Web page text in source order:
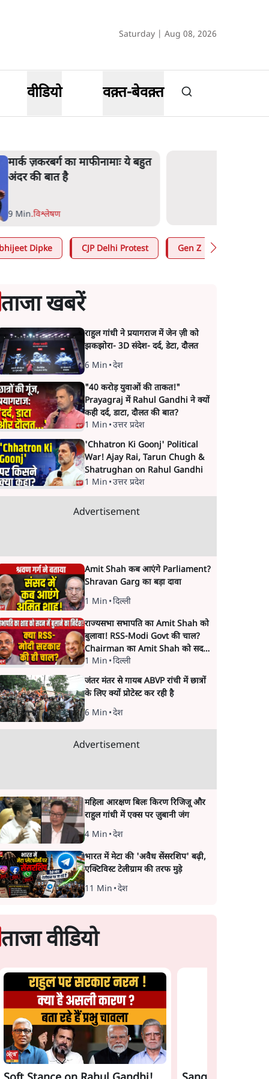
Saturday | Aug 08, 2026
वीडियो वक़्त-बेवक़्त
मार्क ज़करबर्ग का माफीनामाः ये बहुत
अंदर की बात है
9 Min.विश्लेषण
Dipke CJP Delhi Protest Gen Z
ताजा खबरें
राहुल गांधी ने प्रयागराज में जेन ज़ी को
झकझोरा- 3D संदेश- दर्द, डेटा, दौलत
6 Min •देश
"40 करोड़ युवाओं की ताकत!"
Prayagraj में Rahul Gandhi ने क्यों
कही दर्द, डाटा, दौलत की बात?
1 Min •उत्तर प्रदेश
'Chhatron Ki Goonj' Political
War! Ajay Rai, Tarun Chugh &
Shatrughan on Rahul Gandhi
1 Min •उत्तर प्रदेश
Advertisement
Amit Shah कब आएंगे Parliament?
Shravan Garg का बड़ा दावा
1 Min •दिल्ली
राज्यसभा सभापति का Amit Shah को
बुलावा! RSS-Modi Govt की चाल?
Chairman का Amit Shah को सदन
में बयान देने का संकेत क्यों? Senior
journalist Vinod Agnihotri ने इसे
Modi Government और RSS की
संभावित strategy से जोड़कर बड़ा
सवाल उठाया है।
1 Min •दिल्ली
जंतर मंतर से गायब ABVP रांची में छात्रों
के लिए क्यों प्रोटेस्ट कर रही है
6 Min •देश
Advertisement
महिला आरक्षण बिलः किरण रिजिजू और
राहुल गांधी में एक्स पर ज़ुबानी जंग
4 Min •देश
भारत में मेटा की 'अवैध सेंसरशिप' बढ़ी,
एक्टिविस्ट टेलीग्राम की तरफ मुड़े
11 Min •देश
ताजा वीडियो